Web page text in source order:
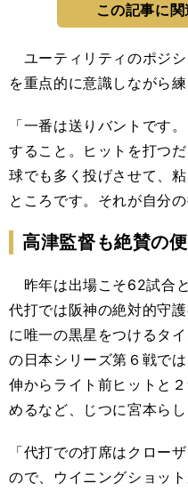
この記事に
ユーティリティのポジ
を重点的に意識しながら練
「一番は送りバントです
すること。ヒットを打つ
球でも多く投げさせて、
ところです。それが自分
高津監督も絶賛の
昨年は出場こそ62試合
代打では阪神の絶対的守
に唯一の黒星をつけるタ
の日本シリーズ第６戦で
伸からライト前ヒットと
めるなど、じつに宮本らし
「代打での打席はクロー
ので、ウイニングショッ